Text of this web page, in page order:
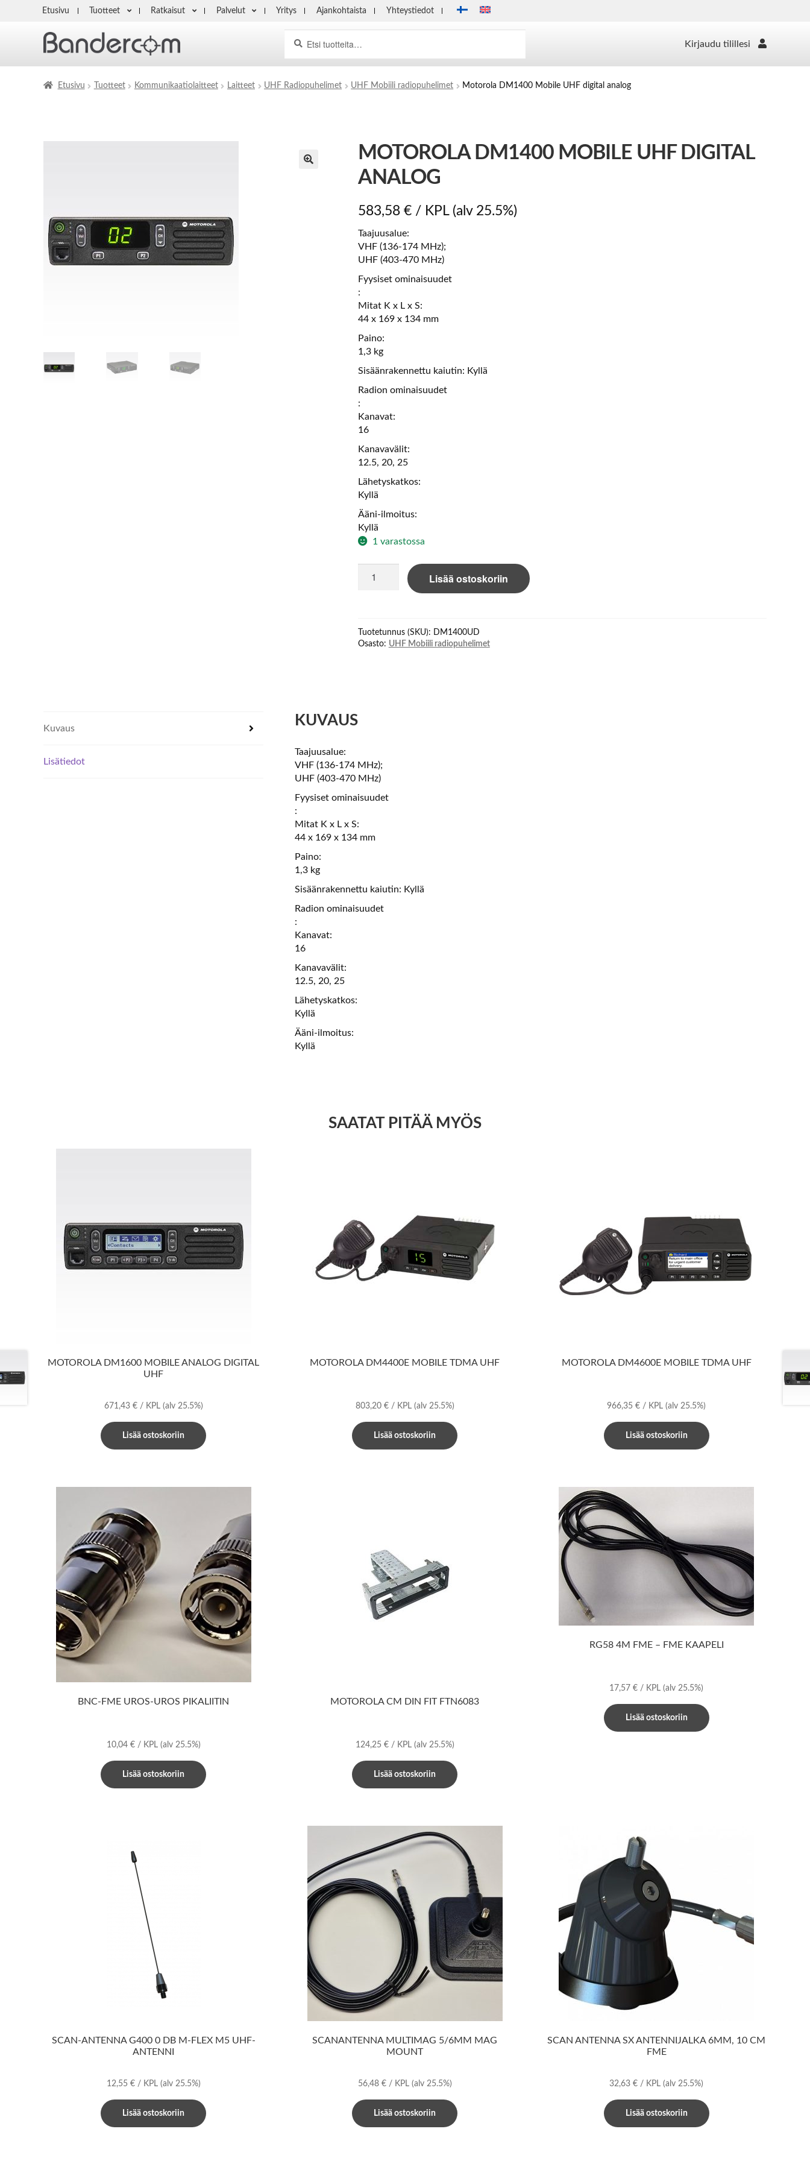
Etusivu Tuotteet Ratkaisut Palvelut Yritys Ajankohtaista Yhteystiedot
Kirjaudu tilillesi
Etusivu Tuotteet Kommunikaatiolaitteet Laitteet UHF Radiopuhelimet UHF Mobiili radiopuhelimet Motorola DM1400 Mobile UHF digital analog
MOTOROLA DM1400 MOBILE UHF DIGITAL
ANALOG
583,58 €/ KPL (alv 25.5%)
Taajuusalue:
VHF (136-174 MHz);
UHF (403-470 MHz)
Fyysiset ominaisuudet
:
Mitat K x L x S:
44 x 169 x 134 mm
Paino:
1,3 kg
Sisäänrakennettu kaiutin: Kyllä
Radion ominaisuudet
:
Kanavat:
16
Kanavavälit:
12.5, 20, 25
Lähetyskatkos:
Kyllä
Ääni-ilmoitus:
Kyllä
1 varastossa
DM1400
analog
määrä
Lisää ostoskoriin
Tuotetunnus (SKU): DM1400UD
Osasto: UHF Mobiili radiopuhelimet
Kuvaus
Lisätiedot
KUVAUS
Taajuusalue:
VHF (136-174 MHz);
UHF (403-470 MHz)
Fyysiset ominaisuudet
:
Mitat K x L x S:
44 x 169 x 134 mm
Paino:
1,3 kg
Sisäänrakennettu kaiutin: Kyllä
Radion ominaisuudet
:
Kanavat:
16
Kanavavälit:
12.5, 20, 25
Lähetyskatkos:
Kyllä
Ääni-ilmoitus:
Kyllä
SAATAT PITÄÄ MYÖS
MOTOROLA DM1600 MOBILE ANALOG DIGITAL
UHF
671,43 €/ KPL (alv 25.5%)
Lisää ostoskoriin
MOTOROLA DM4400E MOBILE TDMA UHF
803,20 €/ KPL (alv 25.5%)
Lisää ostoskoriin
MOTOROLA DM4600E MOBILE TDMA UHF
966,35€ / KPL(alv 25.5%)
Lisää ostoskoriin
BNC-FME UROS-UROS PIKALIITIN
10,04 €/ KPL (alv 25.5%)
Lisää ostoskoriin
MOTOROLA CM DIN FIT FTN6083
124,25 €/ KPL (alv 25.5%)
Lisää ostoskoriin
RG58 4M FME – FME KAAPELI
17,57€ / KPL(alv 25.5%)
Lisää ostoskoriin
SCAN-ANTENNA G400 0 DB M-FLEX M5 UHF-
ANTENNI
12,55 €/ KPL (alv 25.5%)
Lisää ostoskoriin
SCANANTENNA MULTIMAG 5/6MM MAG
MOUNT
56,48 €/ KPL (alv 25.5%)
Lisää ostoskoriin
SCAN ANTENNA SX ANTENNIJALKA 6MM, 10 CM
FME
32,63€ / KPL(alv 25.5%)
Lisää ostoskoriin